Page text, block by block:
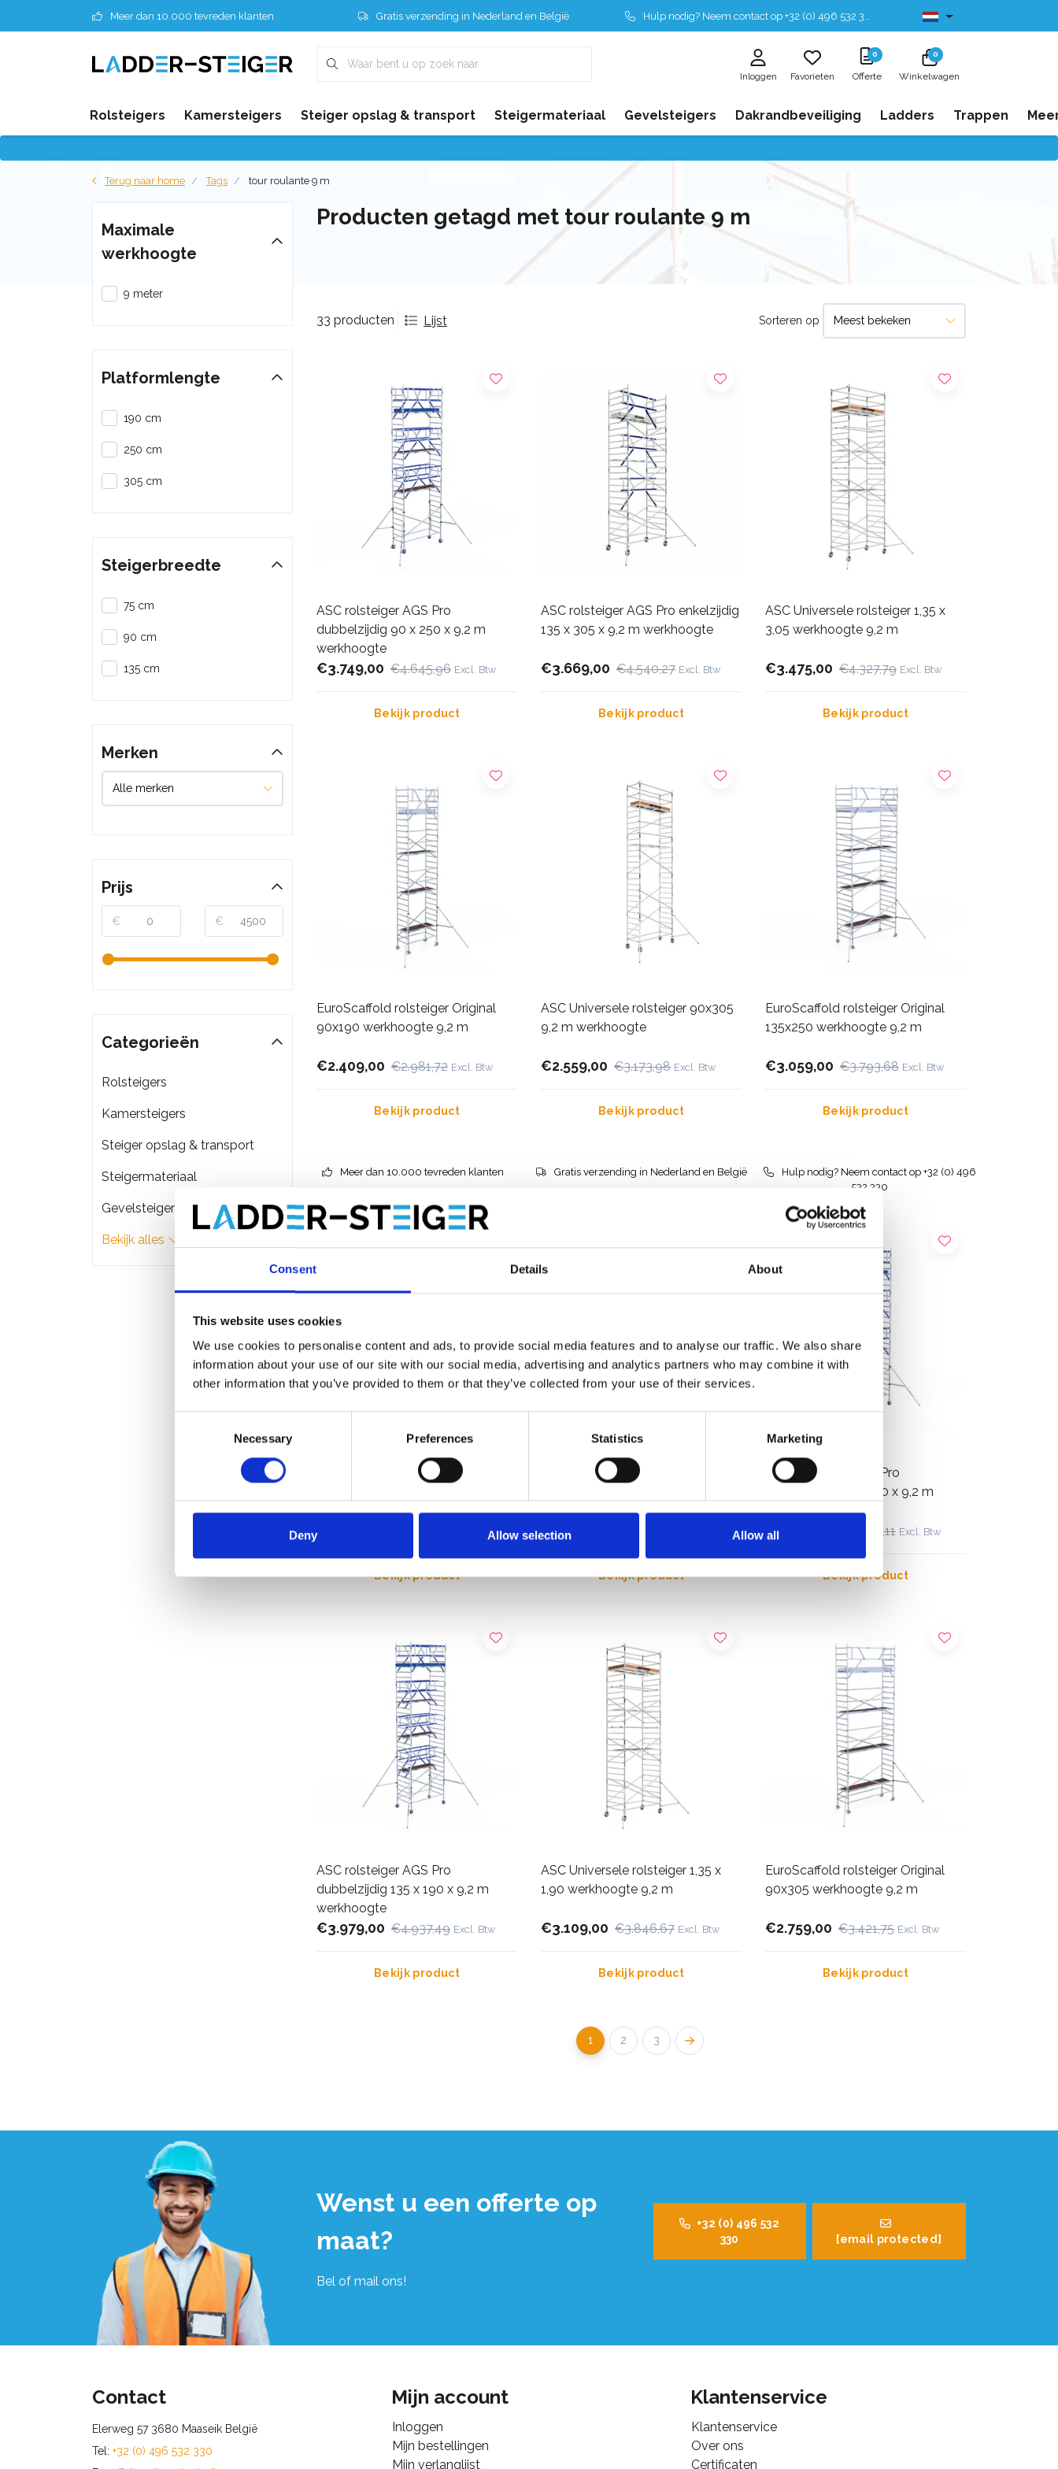
Consent Details About
This website uses cookies
We use cookies to personalise content and ads, to provide social media features and to analyse our traffic. We also share
information about your use of our site with our social media, advertising and analytics partners who may combine it with
other information that you’ve provided to them or that they’ve collected from your use of their services.
Necessary Preferences Statistics Marketing
Deny Allow selection Allow all
Meer dan 10.000 tevreden klanten Gratis verzending in Nederland en België Hulp nodig? Neem contact op +32 (0) 496 532 330 Leverbaar uit voorraad
Inloggen Favorieten
0
Offerte
0
Winkelwagen
Rolsteigers Kamersteigers Steiger opslag & transport Steigermateriaal Gevelsteigers Dakrandbeveiliging Ladders Trappen
Terug naar home Tags tour roulante 9 m
Producten getagd met tour roulante 9 m
33 producten Lijst Sorteren op
ASC rolsteiger AGS Pro
dubbelzijdig 90 x 250 x 9,2 m
werkhoogte
€3.749,00 €4.645,96 Excl. Btw
Bekijk product
ASC rolsteiger AGS Pro enkelzijdig
135 x 305 x 9,2 m werkhoogte
€3.669,00 €4.540,27 Excl. Btw
Bekijk product
ASC Universele rolsteiger 1,35 x
3,05 werkhoogte 9,2 m
€3.475,00 €4.327,79 Excl. Btw
Bekijk product
EuroScaffold rolsteiger Original
90x190 werkhoogte 9,2 m
€2.409,00 €2.981,72 Excl. Btw
Bekijk product
ASC Universele rolsteiger 90x305
9,2 m werkhoogte
€2.559,00 €3.173,98 Excl. Btw
Bekijk product
EuroScaffold rolsteiger Original
135x250 werkhoogte 9,2 m
€3.059,00 €3.793,68 Excl. Btw
Bekijk product
Meer dan 10.000 tevreden klanten Gratis verzending in Nederland en België
Hulp nodig? Neem contact op +32 (0) 496
532 330
EuroScaffold rolsteiger Original
€2.849,00 Excl. Btw
Bekijk product
ASC rolsteiger AGS Pro
werkhoogte
€3.889,00
Bekijk product
ASC rolsteiger AGS Pro
dubbelzijdig 90 x 190 x 9,2 m
werkhoogte
€3.579,00 €4.440,11 Excl. Btw
Bekijk product
ASC rolsteiger AGS Pro
dubbelzijdig 135 x 190 x 9,2 m
werkhoogte
€3.979,00 €4.937,49 Excl. Btw
Bekijk product
ASC Universele rolsteiger 1,35 x
1,90 werkhoogte 9,2 m
€3.109,00 €3.846,67 Excl. Btw
Bekijk product
EuroScaffold rolsteiger Original
90x305 werkhoogte 9,2 m
€2.759,00 €3.421,75 Excl. Btw
Bekijk product
1 2 3
Maximale
werkhoogte
9 meter
Platformlengte
190 cm
250 cm
305 cm
Steigerbreedte
75 cm
90 cm
135 cm
Merken
Prijs
€ €
Categorieën
Rolsteigers
Kamersteigers
Steiger opslag & transport
Steigermateriaal
Gevelsteigers
Bekijk alles
Wenst u een offerte op
maat?
Bel of mail ons!
+32 (0) 496 532
330
[email protected]
Contact
Elerweg 57 3680 Maaseik België
Tel: +32 (0) 496 532 330
Mijn account
Inloggen
Mijn bestellingen
Mijn verlanglijst
Klantenservice
Klantenservice
Over ons
Certificaten